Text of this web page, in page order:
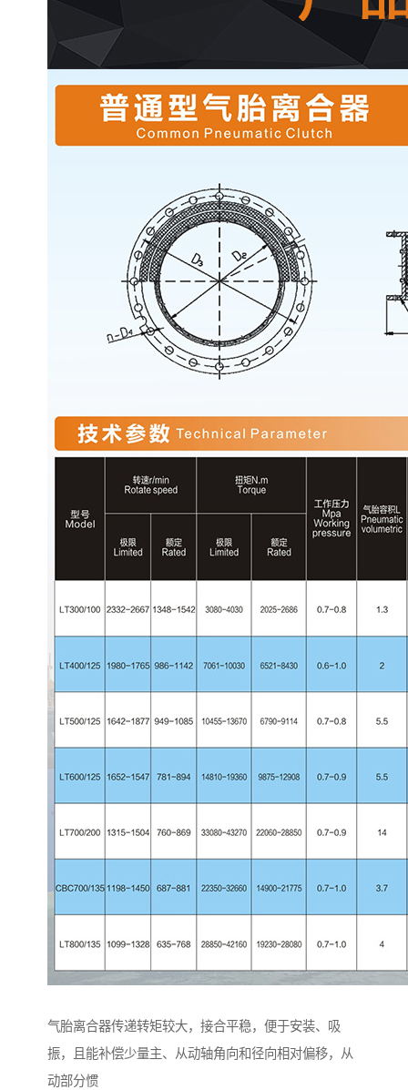
气胎离合器传递转矩较大，接合平稳，便于安装、吸
振，且能补偿少量主、从动轴角向和径向相对偏移，从
动部分惯